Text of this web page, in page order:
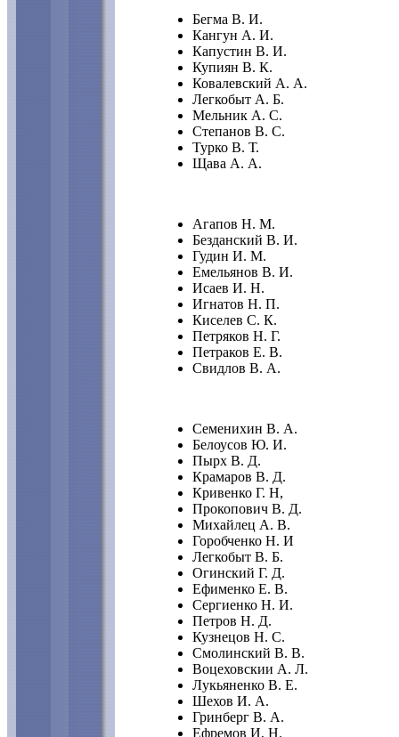
Бегма В. И.
Кангун А. И.
Капустин В. И.
Купиян В. К.
Ковалевский А. А.
Легкобыт А. Б.
Мельник А. С.
Степанов В. С.
Турко В. Т.
Щава А. А.
Агапов Н. М.
Безданский В. И.
Гудин И. М.
Емельянов В. И.
Исаев И. Н.
Игнатов Н. П.
Киселев С. К.
Петряков Н. Г.
Петраков Е. В.
Свидлов В. А.
Семенихин В. А.
Белоусов Ю. И.
Пырх В. Д.
Крамаров В. Д.
Кривенко Г. Н,
Прокопович В. Д.
Михайлец А. В.
Горобченко Н. И
Легкобыт В. Б.
Огинский Г. Д.
Ефименко Е. В.
Сергиенко Н. И.
Петров Н. Д.
Кузнецов Н. С.
Смолинский В. В.
Воцеховскии А. Л.
Лукьяненко В. Е.
Шехов И. А.
Гринберг В. А.
Ефремов И, Н.